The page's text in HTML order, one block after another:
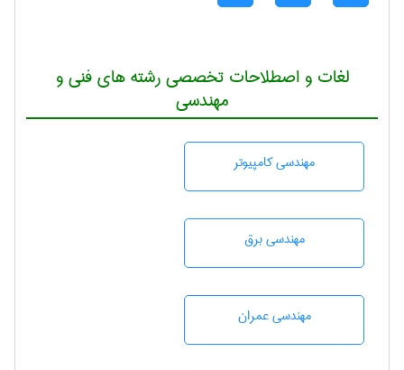
لغات و اصطلاحات تخصصی رشته های فنی و
مهندسی
مهندسی كامپيوتر
مهندسی برق
مهندسی عمران